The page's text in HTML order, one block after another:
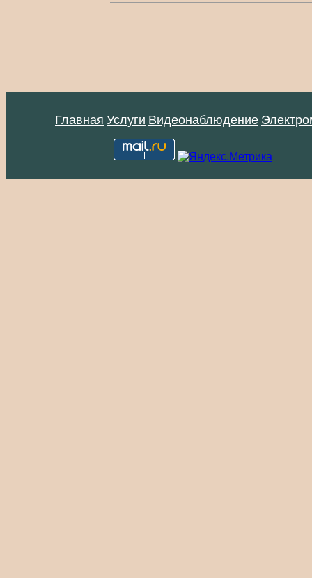
Главная Услуги Видеонаблюдение